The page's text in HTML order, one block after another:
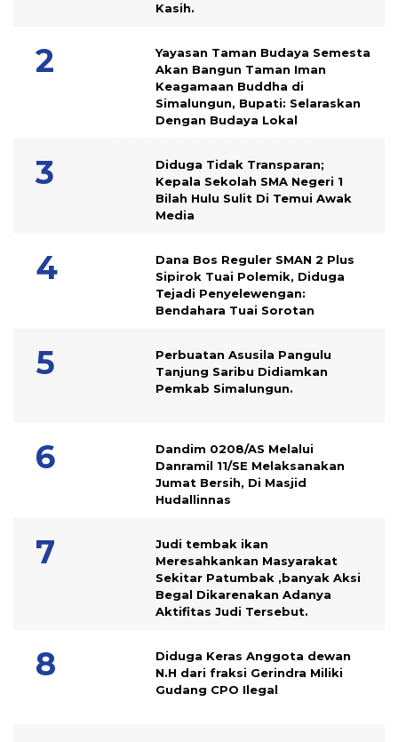
Kasih.
Yayasan Taman Budaya Semesta
Akan Bangun Taman Iman
Keagamaan Buddha di
Simalungun, Bupati: Selaraskan
Dengan Budaya Lokal
Diduga Tidak Transparan;
Kepala Sekolah SMA Negeri 1
Bilah Hulu Sulit Di Temui Awak
Media
Dana Bos Reguler SMAN 2 Plus
Sipirok Tuai Polemik, Diduga
Tejadi Penyelewengan:
Bendahara Tuai Sorotan
Perbuatan Asusila Pangulu
Tanjung Saribu Didiamkan
Pemkab Simalungun.
Dandim 0208/AS Melalui
Danramil 11/SE Melaksanakan
Jumat Bersih, Di Masjid
Hudallinnas
Judi tembak ikan
Meresahkankan Masyarakat
Sekitar Patumbak ,banyak Aksi
Begal Dikarenakan Adanya
Aktifitas Judi Tersebut.
Diduga Keras Anggota dewan
N.H dari fraksi Gerindra Miliki
Gudang CPO Ilegal